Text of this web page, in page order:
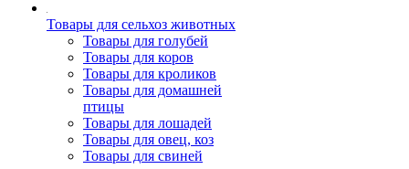
Товары для сельхоз животных
Товары для голубей
Товары для коров
Товары для кроликов
Товары для домашней
птицы
Товары для лошадей
Товары для овец, коз
Товары для свиней